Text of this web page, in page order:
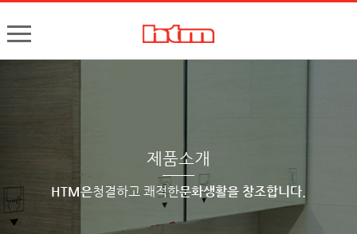
제품소개
HTM은청결하고 쾌적한문화생활을 창조합니다.